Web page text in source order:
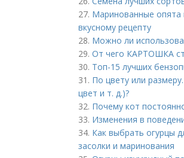
27. Маринованные опята
вкусному рецепту
28. Можно ли
29. От чего КАРТОШКА
30. Топ-15 лучших
31. По цвету или
цвет и т. д.)?
32. Почему кот
33. Изменения в
34. Как выбрать огурцы
засолки и маринования